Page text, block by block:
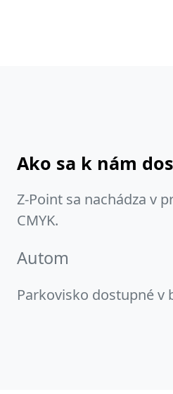
Ako sa k nám
Z-Point sa nachádza v
CMYK.
Autom
Parkovisko dostupné v